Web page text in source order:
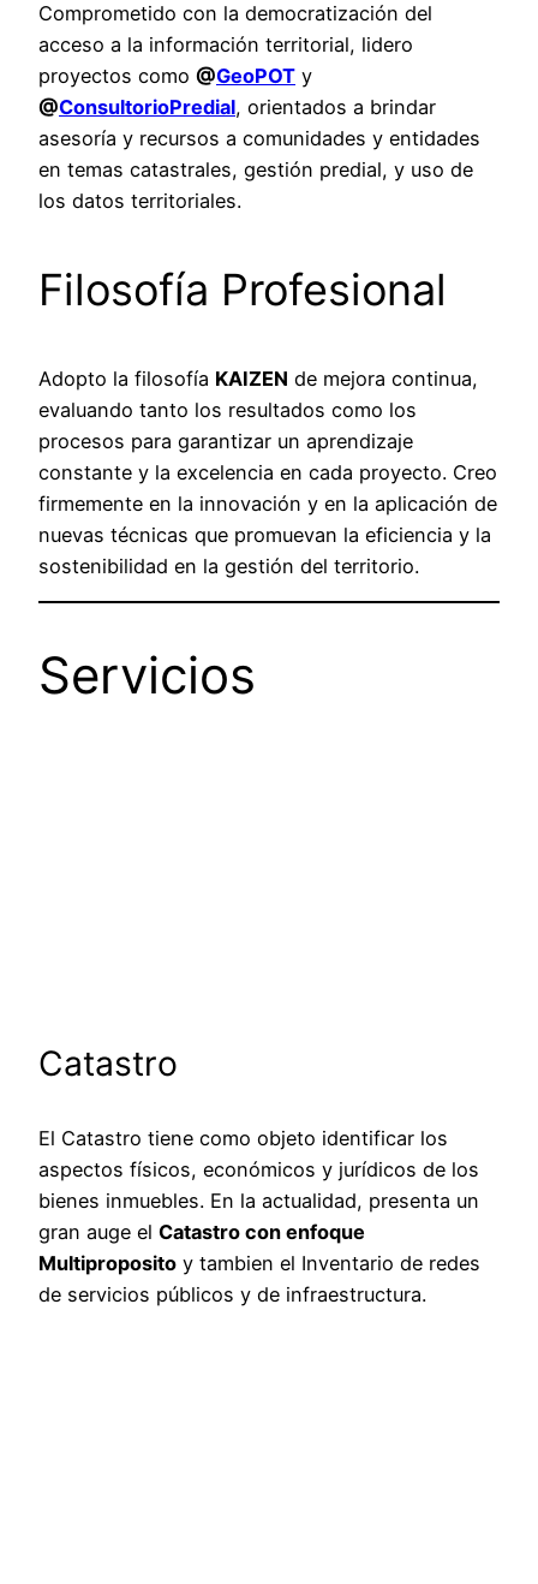
Comprometido con la democratización del
acceso a la información territorial, lidero
proyectos como @GeoPOT y
@ConsultorioPredial, orientados a brindar
asesoría y recursos a comunidades y entidades
en temas catastrales, gestión predial, y uso de
los datos territoriales.
Filosofía Profesional
Adopto la filosofía KAIZEN de mejora continua,
evaluando tanto los resultados como los
procesos para garantizar un aprendizaje
constante y la excelencia en cada proyecto. Creo
firmemente en la innovación y en la aplicación de
nuevas técnicas que promuevan la eficiencia y la
sostenibilidad en la gestión del territorio.
Servicios
Catastro
El Catastro tiene como objeto identificar los
aspectos físicos, económicos y jurídicos de los
bienes inmuebles. En la actualidad, presenta un
gran auge el Catastro con enfoque
Multiproposito y tambien el Inventario de redes
de servicios públicos y de infraestructura.